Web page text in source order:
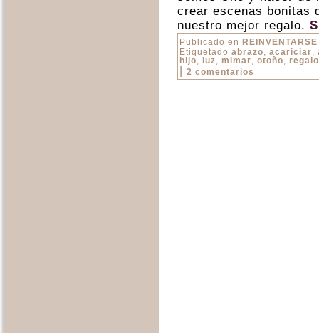
crear escenas bonitas
nuestro mejor regalo.
Publicado en REINVENTARSE
Etiquetado abrazo, acariciar,
hijo, luz, mimar, otoño, regalo
2 comentarios